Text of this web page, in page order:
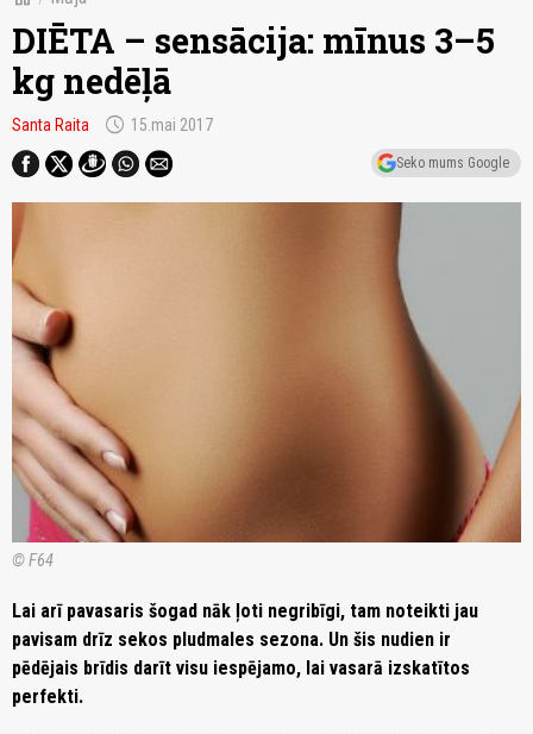
DIĒTA – sensācija: mīnus 3–5
kg nedēļā
Santa Raita schedule 15.mai 2017
Seko mums Google
© F64
Lai arī pavasaris šogad nāk ļoti negribīgi, tam noteikti jau
pavisam drīz sekos pludmales sezona. Un šis nudien ir
pēdējais brīdis darīt visu iespējamo, lai vasarā izskatītos
perfekti.